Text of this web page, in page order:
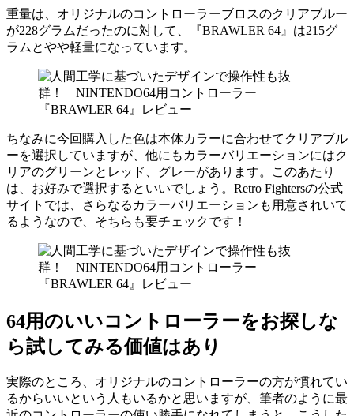
重量は、オリジナルのコントローラーブロスのクリアブルー
が228グラムだったのに対して、『BRAWLER 64』は215グ
ラムとやや軽量になっています。
ちなみに今回購入した色は本体カラーに合わせてクリアブル
ーを選択していますが、他にもカラーバリエーションにはク
リアのグリーンとレッド、グレーがあります。このあたり
は、お好みで選択するといいでしょう。Retro Fightersの公式
サイトでは、さらなるカラーバリエーションも用意されいて
るようなので、そちらも要チェックです！
64用のいいコントローラーをお探しな
ら試してみる価値はあり
実際のところ、オリジナルのコントローラーの方が慣れてい
るからいいという人もいるかと思いますが、筆者のように最